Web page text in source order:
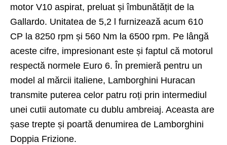
motor V10 aspirat, preluat și îmbunătățit de la
Gallardo. Unitatea de 5,2 l furnizează acum 610
CP la 8250 rpm și 560 Nm la 6500 rpm. Pe lângă
aceste cifre, impresionant este și faptul că motorul
respectă normele Euro 6. În premieră pentru un
model al mărcii italiene, Lamborghini Huracan
transmite puterea celor patru roți prin intermediul
unei cutii automate cu dublu ambreiaj. Aceasta are
șase trepte și poartă denumirea de Lamborghini
Doppia Frizione.